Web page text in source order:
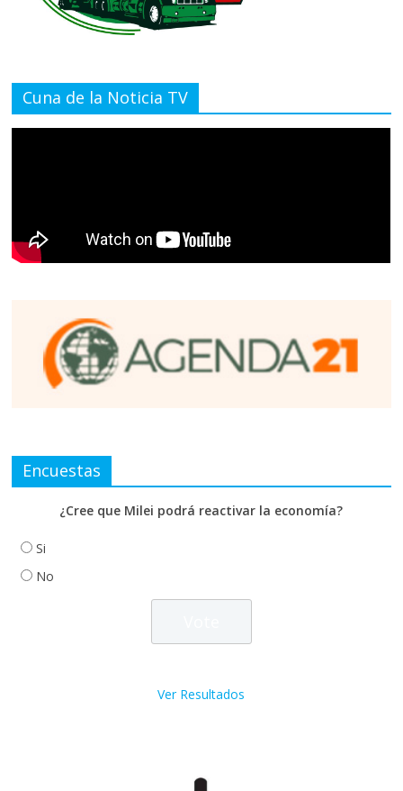
Cuna de la Noticia TV
Encuestas
¿Cree que Milei podrá reactivar la economía?
Si
No
Ver Resultados